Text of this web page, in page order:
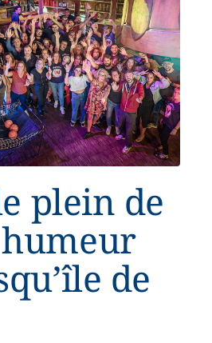
plein de
de